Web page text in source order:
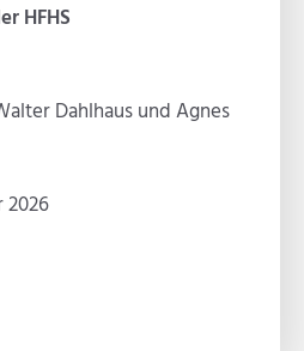
HFHS
Dahlhaus und Agnes
2026